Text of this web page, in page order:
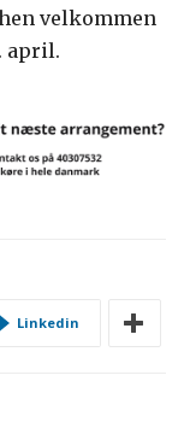
velkommen
april.
Linkedin